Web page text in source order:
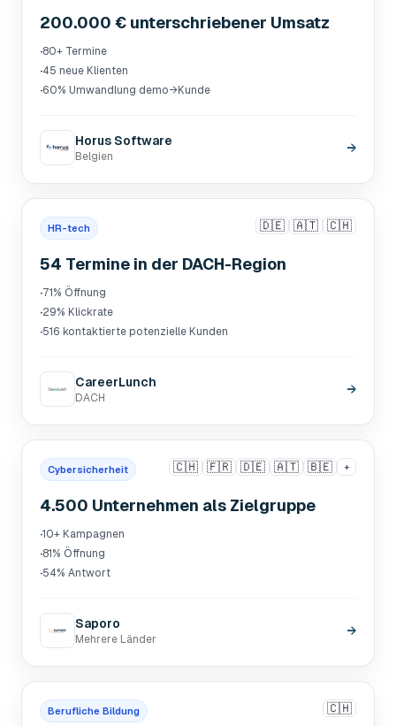
200.000 € unterschriebener Umsatz
·80+ Termine
·45 neue Klienten
·60% Umwandlung demo→Kunde
Horus Software
Belgien
→
HR-tech 🇩🇪 🇦🇹 🇨🇭
54 Termine in der DACH-Region
·71% Öffnung
·29% Klickrate
·516 kontaktierte potenzielle Kunden
CareerLunch
DACH
→
Cybersicherheit 🇨🇭 🇫🇷 🇩🇪 🇦🇹 🇧🇪 +
4.500 Unternehmen als Zielgruppe
·10+ Kampagnen
·81% Öffnung
·54% Antwort
Saporo
Mehrere Länder
→
Berufliche Bildung 🇨🇭